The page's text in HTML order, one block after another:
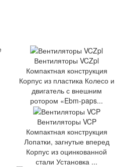
Вентиляторы VCZpl
Компактная конструкция
Корпус из пластика Колесо и
двигатель с внешним
ротором «Ebm-paps...
Вентиляторы VCP
Компактная конструкция
Лопатки, загнутые вперед
Корпус из оцинкованной
стали Установка ...